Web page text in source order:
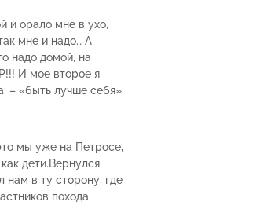
и орало мне в ухо,
мне и надо… А
надо домой, на
И мое второе я
– «быть лучше себя»
мы уже на Петросе,
дети.Вернулся
нам в ту сторону, где
похода